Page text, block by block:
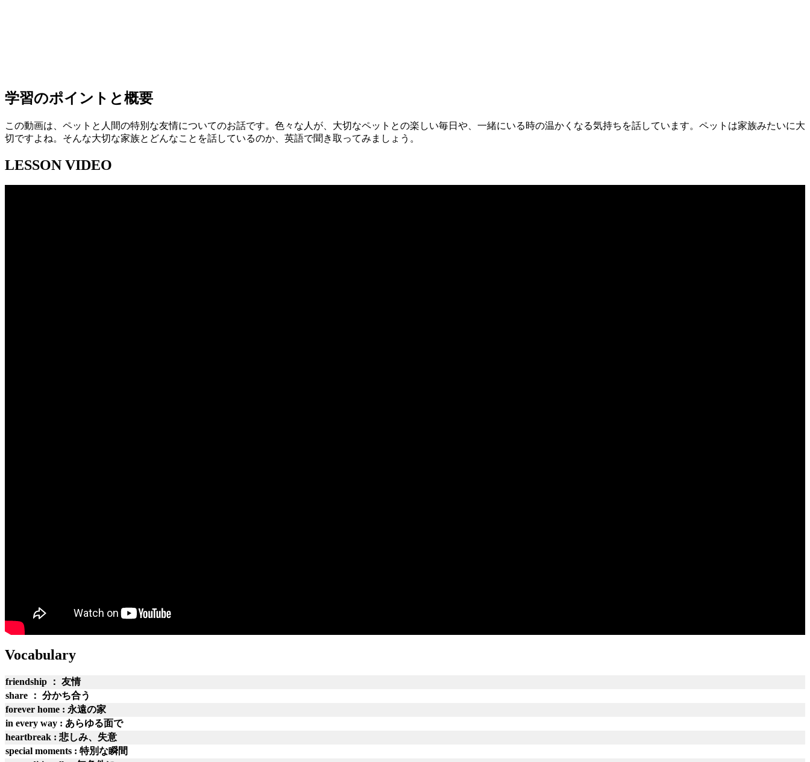
学習のポイントと概要
この動画は、ペットと人間の特別な友情についてのお話です。色々な人が、大切なペットとの楽しい毎日や、一緒にいる時の温かくなる気持ちを話しています。ペットは家族みたいに大
切ですよね。そんな大切な家族とどんなことを話しているのか、英語で聞き取ってみましょう。
LESSON VIDEO
Vocabulary
friendship ： 友情
share ： 分かち合う
forever home : 永遠の家
in every way : あらゆる面で
heartbreak : 悲しみ、失意
special moments : 特別な瞬間